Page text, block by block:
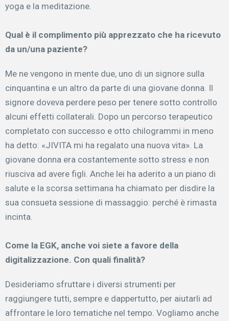
yoga e la meditazione.
Qual è il complimento più apprezzato che ha ricevuto
da un/una paziente?
Me ne vengono in mente due, uno di un signore sulla
cinquantina e un altro da parte di una giovane donna. Il
signore doveva perdere peso per tenere sotto controllo
alcuni effetti collaterali. Dopo un percorso terapeutico
completato con successo e otto chilogrammi in meno
ha detto: «JIVITA mi ha regalato una nuova vita». La
giovane donna era costantemente sotto stress e non
riusciva ad avere figli. Anche lei ha aderito a un piano di
salute e la scorsa settimana ha chiamato per disdire la
sua consueta sessione di massaggio: perché è rimasta
incinta.
Come la EGK, anche voi siete a favore della
digitalizzazione. Con quali finalità?
Desideriamo sfruttare i diversi strumenti per
raggiungere tutti, sempre e dappertutto, per aiutarli ad
affrontare le loro tematiche nel tempo. Vogliamo anche